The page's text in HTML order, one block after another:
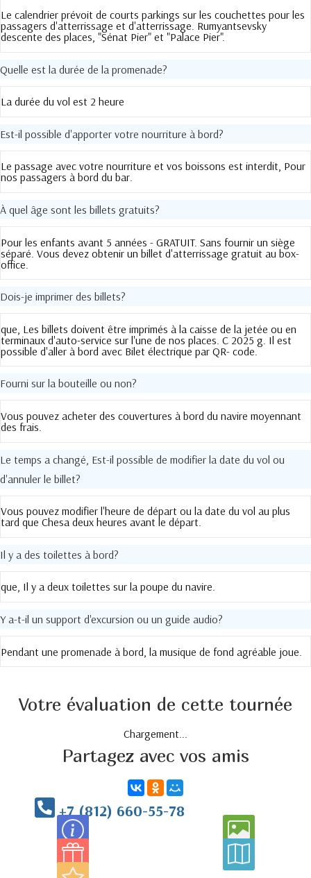
Le calendrier prévoit de courts parkings sur les couchettes pour les
passagers d'atterrissage et d'atterrissage. Rumyantsevsky
descente des places, "Sénat Pier" et "Palace Pier".
Quelle est la durée de la promenade?
La durée du vol est 2 heure
Est-il possible d'apporter votre nourriture à bord?
Le passage avec votre nourriture et vos boissons est interdit, Pour
nos passagers à bord du bar.
À quel âge sont les billets gratuits?
Pour les enfants avant 5 années - GRATUIT. Sans fournir un siège
séparé. Vous devez obtenir un billet d'atterrissage gratuit au box-
office.
Dois-je imprimer des billets?
que, Les billets doivent être imprimés à la caisse de la jetée ou en
terminaux d'auto-service sur l'une de nos places. C 2025 g. Il est
possible d'aller à bord avec Bilet électrique par QR- code.
Fourni sur la bouteille ou non?
Vous pouvez acheter des couvertures à bord du navire moyennant
des frais.
Le temps a changé, Est-il possible de modifier la date du vol ou
d'annuler le billet?
Vous pouvez modifier l'heure de départ ou la date du vol au plus
tard que Chesa deux heures avant le départ.
Il y a des toilettes à bord?
que, Il y a deux toilettes sur la poupe du navire.
Y a-t-il un support d'excursion ou un guide audio?
Pendant une promenade à bord, la musique de fond agréable joue.
Votre évaluation de cette tournée
Chargement...
Partagez avec vos amis
+7 (812) 660-55-78